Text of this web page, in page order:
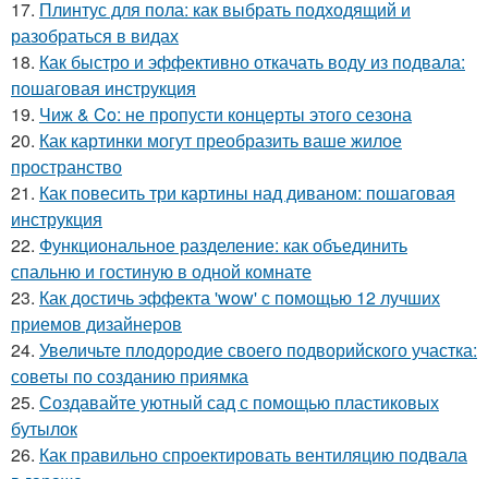
17. Плинтус для пола: как выбрать подходящий и
разобраться в видах
18. Как быстро и эффективно откачать воду из подвала:
пошаговая инструкция
19. Чиж & Co: не пропусти концерты этого сезона
20. Как картинки могут преобразить ваше жилое
пространство
21. Как повесить три картины над диваном: пошаговая
инструкция
22. Функциональное разделение: как объединить
спальню и гостиную в одной комнате
23. Как достичь эффекта 'wow' с помощью 12 лучших
приемов дизайнеров
24. Увеличьте плодородие своего подворийского участка:
советы по созданию приямка
25. Создавайте уютный сад с помощью пластиковых
бутылок
26. Как правильно спроектировать вентиляцию подвала